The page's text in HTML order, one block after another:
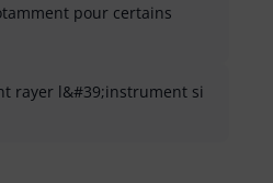
pour certains
rayer l&#39;instrument si